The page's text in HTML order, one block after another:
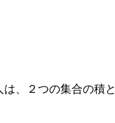
、２つの集合の積